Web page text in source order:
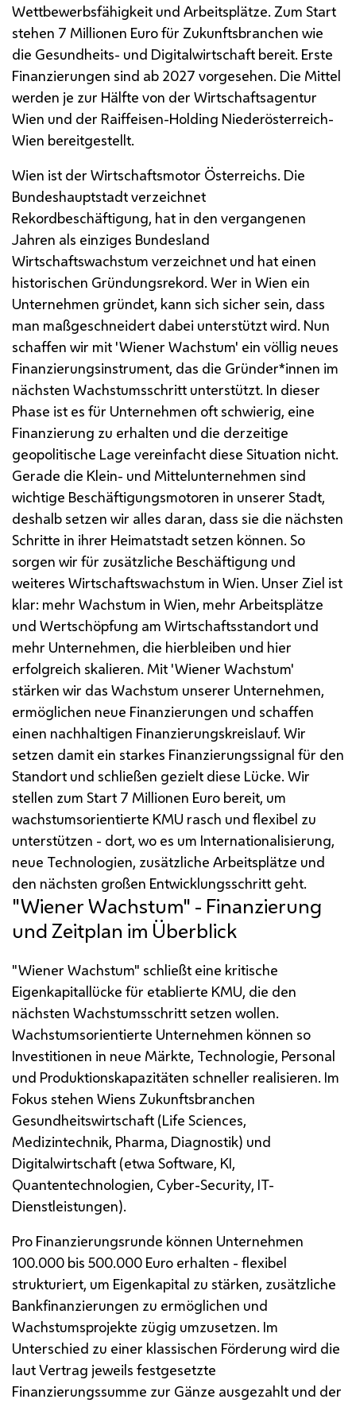
Wettbewerbsfähigkeit und Arbeitsplätze. Zum Start
stehen 7 Millionen Euro für Zukunftsbranchen wie
die Gesundheits- und Digitalwirtschaft bereit. Erste
Finanzierungen sind ab 2027 vorgesehen. Die Mittel
werden je zur Hälfte von der Wirtschaftsagentur
Wien und der Raiffeisen-Holding Niederösterreich-
Wien bereitgestellt.
Wien ist der Wirtschaftsmotor Österreichs. Die
Bundeshauptstadt verzeichnet
Rekordbeschäftigung, hat in den vergangenen
Jahren als einziges Bundesland
Wirtschaftswachstum verzeichnet und hat einen
historischen Gründungsrekord. Wer in Wien ein
Unternehmen gründet, kann sich sicher sein, dass
man maßgeschneidert dabei unterstützt wird. Nun
schaffen wir mit 'Wiener Wachstum' ein völlig neues
Finanzierungsinstrument, das die Gründer*innen im
nächsten Wachstumsschritt unterstützt. In dieser
Phase ist es für Unternehmen oft schwierig, eine
Finanzierung zu erhalten und die derzeitige
geopolitische Lage vereinfacht diese Situation nicht.
Gerade die Klein- und Mittelunternehmen sind
wichtige Beschäftigungsmotoren in unserer Stadt,
deshalb setzen wir alles daran, dass sie die nächsten
Schritte in ihrer Heimatstadt setzen können. So
sorgen wir für zusätzliche Beschäftigung und
weiteres Wirtschaftswachstum in Wien. Unser Ziel ist
klar: mehr Wachstum in Wien, mehr Arbeitsplätze
und Wertschöpfung am Wirtschaftsstandort und
mehr Unternehmen, die hierbleiben und hier
erfolgreich skalieren. Mit 'Wiener Wachstum'
stärken wir das Wachstum unserer Unternehmen,
ermöglichen neue Finanzierungen und schaffen
einen nachhaltigen Finanzierungskreislauf. Wir
setzen damit ein starkes Finanzierungssignal für den
Standort und schließen gezielt diese Lücke. Wir
stellen zum Start 7 Millionen Euro bereit, um
wachstumsorientierte KMU rasch und flexibel zu
unterstützen - dort, wo es um Internationalisierung,
neue Technologien, zusätzliche Arbeitsplätze und
den nächsten großen Entwicklungsschritt geht.
"Wiener Wachstum" - Finanzierung
und Zeitplan im Überblick
"Wiener Wachstum" schließt eine kritische
Eigenkapitallücke für etablierte KMU, die den
nächsten Wachstumsschritt setzen wollen.
Wachstumsorientierte Unternehmen können so
Investitionen in neue Märkte, Technologie, Personal
und Produktionskapazitäten schneller realisieren. Im
Fokus stehen Wiens Zukunftsbranchen
Gesundheitswirtschaft (Life Sciences,
Medizintechnik, Pharma, Diagnostik) und
Digitalwirtschaft (etwa Software, KI,
Quantentechnologien, Cyber-Security, IT-
Dienstleistungen).
Pro Finanzierungsrunde können Unternehmen
100.000 bis 500.000 Euro erhalten - flexibel
strukturiert, um Eigenkapital zu stärken, zusätzliche
Bankfinanzierungen zu ermöglichen und
Wachstumsprojekte zügig umzusetzen. Im
Unterschied zu einer klassischen Förderung wird die
laut Vertrag jeweils festgesetzte
Finanzierungssumme zur Gänze ausgezahlt und der